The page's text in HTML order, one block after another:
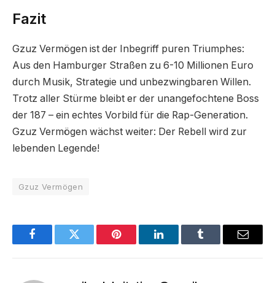
Fazit
Gzuz Vermögen ist der Inbegriff puren Triumphes:
Aus den Hamburger Straßen zu 6-10 Millionen Euro
durch Musik, Strategie und unbezwingbaren Willen.
Trotz aller Stürme bleibt er der unangefochtene Boss
der 187 – ein echtes Vorbild für die Rap-Generation.
Gzuz Vermögen wächst weiter: Der Rebell wird zur
lebenden Legende!
Gzuz Vermögen
FacebookTwitter Pinterest LinkedInTumblr Email